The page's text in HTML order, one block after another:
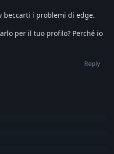
beccarti i problemi di edge.
per il tuo profilo? Perché io
Reply